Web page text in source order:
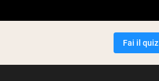
Fai il quiz